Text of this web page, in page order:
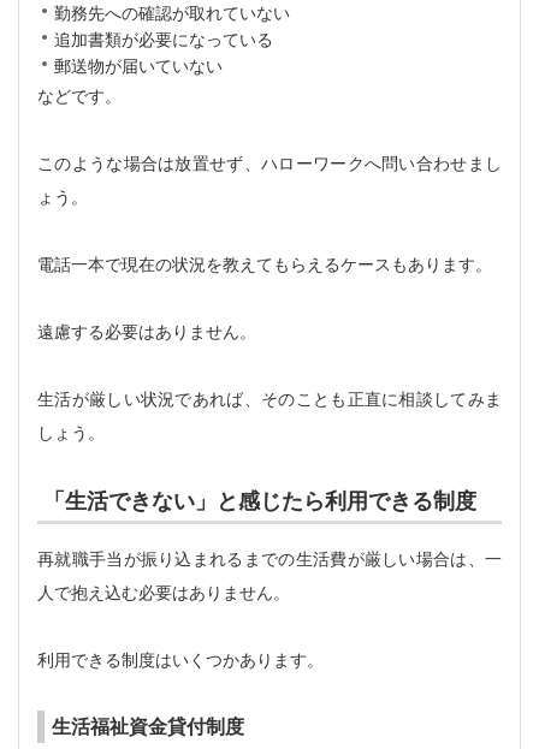
勤務先への確認が取れていない
追加書類が必要になっている
郵送物が届いていない
などです。
このような場合は放置せず、ハローワークへ問い合わせまし
ょう。
電話一本で現在の状況を教えてもらえるケースもあります。
遠慮する必要はありません。
生活が厳しい状況であれば、そのことも正直に相談してみま
しょう。
「生活できない」と感じたら利用できる制度
再就職手当が振り込まれるまでの生活費が厳しい場合は、一
人で抱え込む必要はありません。
利用できる制度はいくつかあります。
生活福祉資金貸付制度